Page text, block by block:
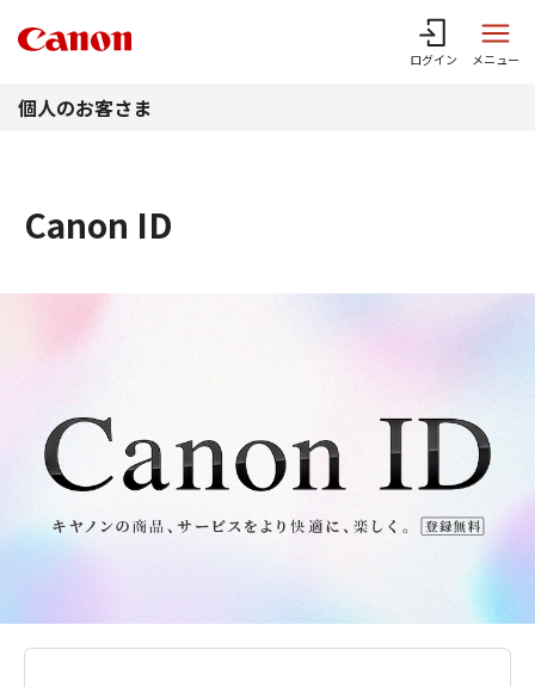
ログイン メニュー
個人のお客さま
Canon ID